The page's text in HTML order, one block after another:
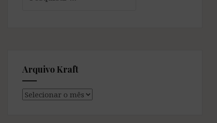
Arquivo Kraft
Arquivo